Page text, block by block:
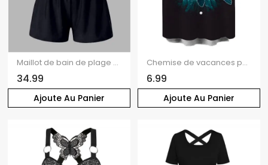
Ajoute Au Panier
Maillot de bain de plage gainant, shorty coloré, maillot de bain de vacances
34.99
Ajoute Au Panier
Chemise de vacances pour homme, imprimé paysage de plage avec tortues, chemise boutonnée
6.99